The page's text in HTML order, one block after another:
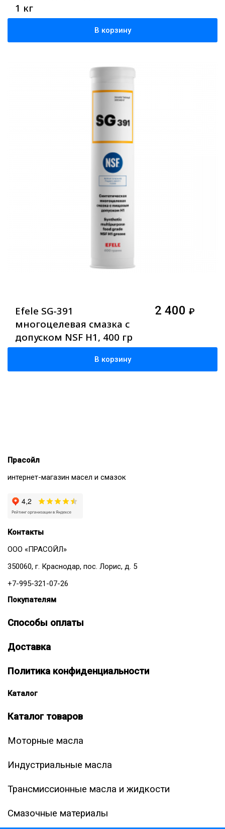
1 кг
В корзину
Efele SG-391
многоцелевая смазка с
допуском NSF H1, 400 гр
2 400 ₽
В корзину
Прасойл
интернет-магазин масел и смазок
Контакты
ООО «ПРАСОЙЛ»
350060, г. Краснодар, пос. Лорис, д. 5
+7-995-321-07-26
Покупателям
Способы оплаты
Доставка
Политика конфиденциальности
Каталог
Каталог товаров
Моторные масла
Индустриальные масла
Трансмиссионные масла и жидкости
Смазочные материалы